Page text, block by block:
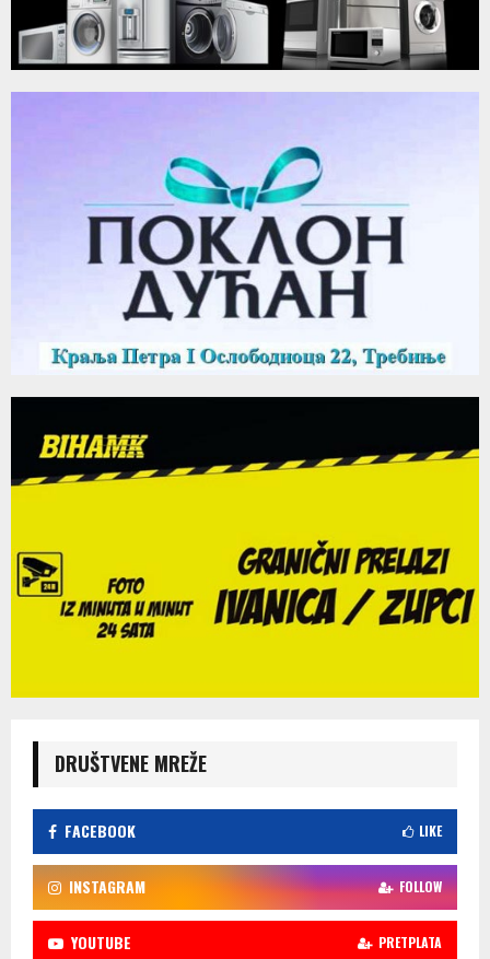
DRUŠTVENE MREŽE
FACEBOOK LIKE
INSTAGRAM FOLLOW
YOUTUBE PRETPLATA